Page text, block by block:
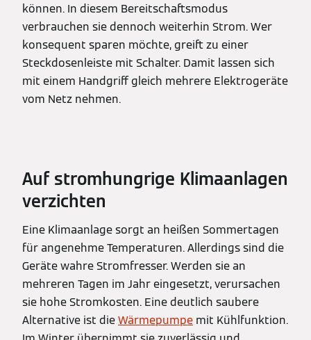
können. In diesem Bereitschaftsmodus
verbrauchen sie dennoch weiterhin Strom. Wer
konsequent sparen möchte, greift zu einer
Steckdosenleiste mit Schalter. Damit lassen sich
mit einem Handgriff gleich mehrere Elektrogeräte
vom Netz nehmen.
Auf stromhungrige Klimaanlagen
verzichten
Eine Klimaanlage sorgt an heißen Sommertagen
für angenehme Temperaturen. Allerdings sind die
Geräte wahre Stromfresser. Werden sie an
mehreren Tagen im Jahr eingesetzt, verursachen
sie hohe Stromkosten. Eine deutlich saubere
Alternative ist dieWärmepumpe mit Kühlfunktion.